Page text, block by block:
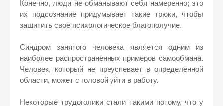
Конечно, люди не обманывают себя намеренно; это
их подсознание придумывает такие трюки, чтобы
защитить своё психологическое благополучие.
Синдром занятого человека является одним из
наиболее распространённых примеров самообмана.
Человек, который не преуспевает в определённой
области, может с головой уйти в работу.
Некоторые трудоголики стали такими потому, что у